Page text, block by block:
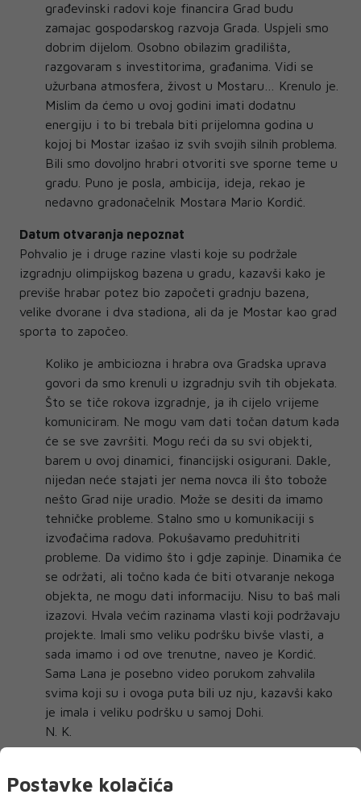
građevinski radovi koje financira Grad budu
zamajac gospodarskog razvoja Grada. Uspjeli smo
dobrim dijelom. Osobno obilazim gradilišta,
razgovaram s investitorima, građanima. Vidi se
užurbana atmosfera, živost u Mostaru… Krenulo je.
Mislim da ćemo u ovoj godini imati dodatnu
energiju i to bi trebala biti prijelomna godina u
kojoj bi Mostar izašao iz svih svojih silnih problema.
Bili smo dovoljno hrabri otvoriti sve sporne teme u
gradu. Puno je posla, ambicija, ideja, rekao je
nedavno gradonačelnik Mostara Mario Kordić.
Datum otvaranja nepoznat
Pohvalio je i druge razine vlasti koje su podržale
izgradnju olimpijskog bazena u gradu, kazavši kako je
previše hrabar potez bio započeti gradnju bazena,
velike dvorane i dva stadiona, ali da je Mostar kao grad
sporta to započeo.
Koliko je ambiciozna i hrabra ova Gradska uprava
govori da smo krenuli u izgradnju svih tih objekata.
Što se tiče rokova izgradnje, ja ih cijelo vrijeme
komuniciram. Ne mogu vam dati točan datum kada
će se sve završiti. Mogu reći da su svi objekti,
barem u ovoj dinamici, financijski osigurani. Dakle,
nijedan neće stajati jer nema novca ili što tobože
nešto Grad nije uradio. Može se desiti da imamo
tehničke probleme. Stalno smo u komunikaciji s
izvođačima radova. Pokušavamo preduhitriti
probleme. Da vidimo što i gdje zapinje. Dinamika će
se održati, ali točno kada će biti otvaranje nekoga
objekta, ne mogu dati informaciju. Nisu to baš mali
izazovi. Hvala većim razinama vlasti koji podržavaju
projekte. Imali smo veliku podršku bivše vlasti, a
sada imamo i od ove trenutne, naveo je Kordić.
Sama Lana je posebno video porukom zahvalila
svima koji su i ovoga puta bili uz nju, kazavši kako
je imala i veliku podršku u samoj Dohi.
N. K.
Postavke kolačića